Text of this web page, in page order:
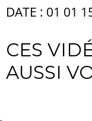
DATE : 01 01
CES
AUSSI